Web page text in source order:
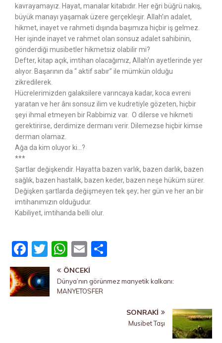
kavrayamayız. Hayat, manalar kitabıdır. Her eğri büğrü nakış,
büyük manayı yaşamak üzere gerçekleşir. Allah’ın adalet,
hikmet, inayet ve rahmeti dışında başımıza hiçbir iş gelmez.
Her işinde inayet ve rahmet olan sonsuz adalet sahibinin,
gönderdiği musibetler hikmetsiz olabilir mi?
Defter, kitap açık, imtihan olacağımız, Allah’ın ayetlerinde yer
alıyor. Başarının da “ aktif sabır” ile mümkün olduğu
zikredilerek.
Hücrelerimizden galaksilere varıncaya kadar, koca evreni
yaratan ve her ânı sonsuz ilim ve kudretiyle gözeten, hiçbir
şeyi ihmal etmeyen bir Rabbimiz var. O dilerse ve hikmeti
gerektirirse, derdimize dermanı verir. Dilemezse hiçbir kimse
derman olamaz.
Ağa da kim oluyor ki…?
***
Şartlar değişkendir. Hayatta bazen varlık, bazen darlık, bazen
sağlık, bazen hastalık, bazen keder, bazen neşe hüküm sürer.
Değişken şartlarda değişmeyen tek şey; her gün ve her an bir
imtihanımızın olduğudur.
Kabiliyet, imtihanda belli olur.
F
a
c
e
T
w
it
te
W
h
at
s
E
m
ai
l
yl
ÖNCEKI
Dünya’nın görünmez manyetik kalkanı:
MANYETOSFER
SONRAKI
Musibet Taşı